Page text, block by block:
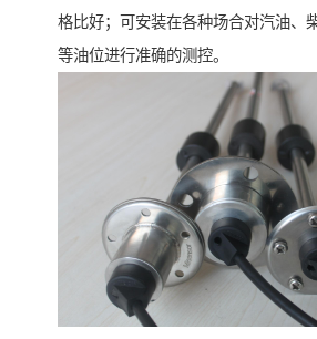
格比好；可安装在各种场合对汽油、
等油位进行准确的测控。